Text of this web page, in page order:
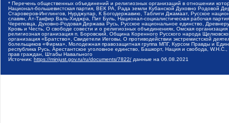
* Перечень общественных объединений и религиозных организаций в отношении
Национал-большевистская партия, ВЕК РА, Рада земли Кубанской Духовно Родовой
Староверов-Инглингов, Нурджулар, К Богодержавию, Таблиги Джамаат, Русское
славян, Ат-Такфир Валь-Хиджра, Пит Буль, Национал-социалистическая рабочая
Череповца, Духовно-Родовая Держава Русь, Русское национальное единство,
Кровь и Честь, О свободе совести и о религиозных объединениях, Омская
религиозная организация п. Боровский, Община Коренного Русского народа
организация «Братство», Свидетели Иеговы, О противодействии экстремистской
болельщиков «Фирма», Молодежная правозащитная группа МПГ, Курсом Правды и
республика Русь, Арестантское уголовное единство, Башкорт, Нация и свобода,
прав граждан, Штабы Навального
Источник: https://minjust.gov.ru/ru/documents/7822/ данные на 06.08.2021